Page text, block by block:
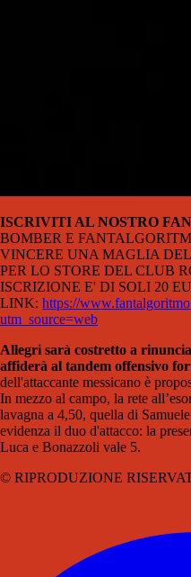
ISCRIVITI AL NOSTRO
BOMBER E
VINCERE UNA MAGLIA
PER LO STORE DEL CLUB
ISCRIZIONE E' DI SOLI 20
LINK: https://
utm_source=web
Allegri sarà costretto a
affiderà al tandem offensivo
dell'attaccante messicano è
In mezzo al campo, la rete
lavagna a 4,50, quella di
evidenza il duo d'attacco: la
Luca e Bonazzoli vale 5.
© RIPRODUZIONE